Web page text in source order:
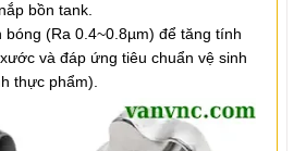
bồn tank.
(Ra 0.4~0.8µm) để tăng tính
và đáp ứng tiêu chuẩn vệ sinh
thực phẩm).